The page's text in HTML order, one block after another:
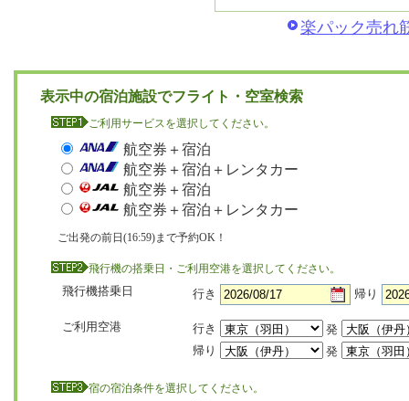
楽パック売れ
表示中の宿泊施設でフライト・空室検索
ご利用サービスを選択してください。
航空券＋宿泊
航空券＋宿泊＋レンタカー
航空券＋宿泊
航空券＋宿泊＋レンタカー
ご出発の前日(16:59)まで予約OK！
飛行機の搭乗日・ご利用空港を選択してください。
飛行機搭乗日 行き 帰り
ご利用空港 行き
発
帰り
発
宿の宿泊条件を選択してください。